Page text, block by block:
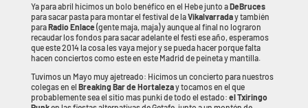
Ya para abril hicimos un bolo benéfico en el Hebe junto aDeBruces
para sacar pasta para montar el festival de laVikalvarraday también
paraRadio Enlace (gente maja, maja) y aunque al final no lograron
recaudar los fondos para sacar adelante el festi ese año, esperamos
que este 2014 la cosa les vaya mejor y se pueda hacer porque falta
hacen conciertos como este en este Madrid de peineta y mantilla.
Tuvimos un Mayo muy ajetreado: Hicimos un concierto para nuestros
colegas en el Breaking Bar de Hortalezay tocamos en el que
probablemente sea el sitio mas punki de todo el estado: el Txiringo